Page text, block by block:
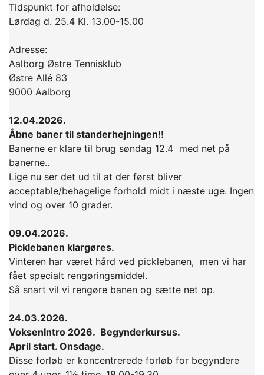
Tidspunkt for afholdelse:
Lørdag d. 25.4 Kl. 13.00-15.00
Adresse:
Aalborg Østre Tennisklub
Østre Allé 83
9000 Aalborg
12.04.2026.
Åbne baner til standerhejningen!!
Banerne er klare til brug søndag 12.4 med net på
banerne..
Lige nu ser det ud til at der først bliver
acceptable/behagelige forhold midt i næste uge. Ingen
vind og over 10 grader.
09.04.2026.
Picklebanen klargøres.
Vinteren har været hård ved picklebanen, men vi har
fået specialt rengøringsmiddel.
Så snart vil vi rengøre banen og sætte net op.
24.03.2026.
VoksenIntro 2026. Begynderkursus.
April start. Onsdage.
Disse forløb er koncentrerede forløb for begyndere